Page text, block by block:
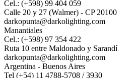
Cel.: (+598) 99 404 059
Calle 20 y 27 (Walmer) - CP 20100
darkopunta@darkolighting.com
Manantiales
Cel.: (+598) 97 354 422
Ruta 10 entre Maldonado y Sarandí
darkopunta@darkolighting.com
Argentina - Buenos Aires
Tel (+54) 11 4788-5708 / 3930